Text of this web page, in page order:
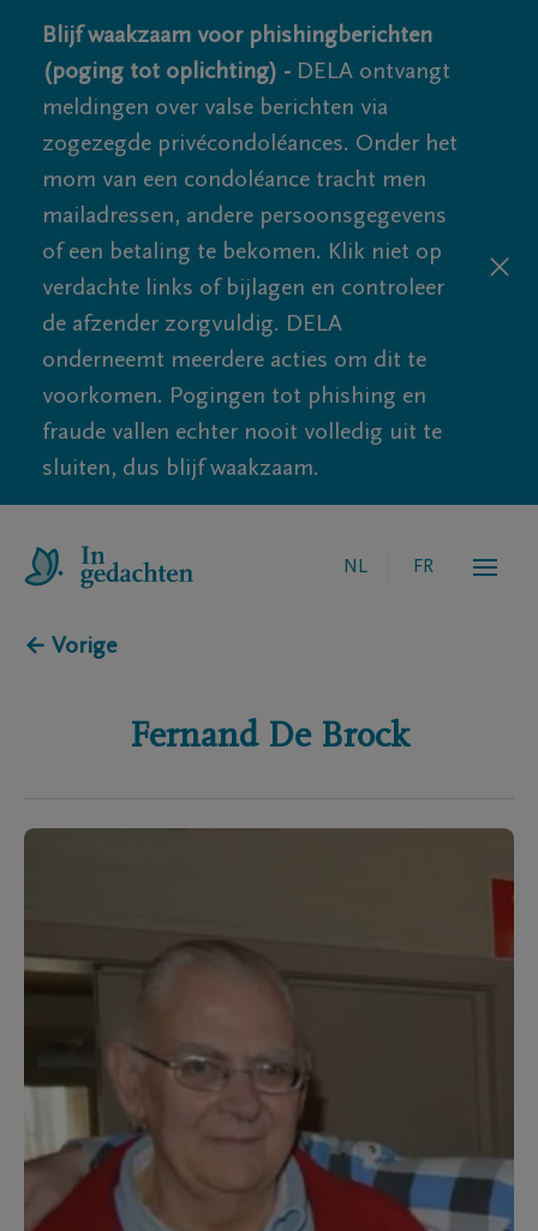
Blijf waakzaam voor phishingberichten
(poging tot oplichting) - DELA ontvangt
meldingen over valse berichten via
zogezegde privécondoléances. Onder het
mom van een condoléance tracht men
mailadressen, andere persoonsgegevens
of een betaling te bekomen. Klik niet op
verdachte links of bijlagen en controleer
de afzender zorgvuldig. DELA
onderneemt meerdere acties om dit te
voorkomen. Pogingen tot phishing en
fraude vallen echter nooit volledig uit te
sluiten, dus blijf waakzaam.
NL FR
← Vorige
Fernand De Brock